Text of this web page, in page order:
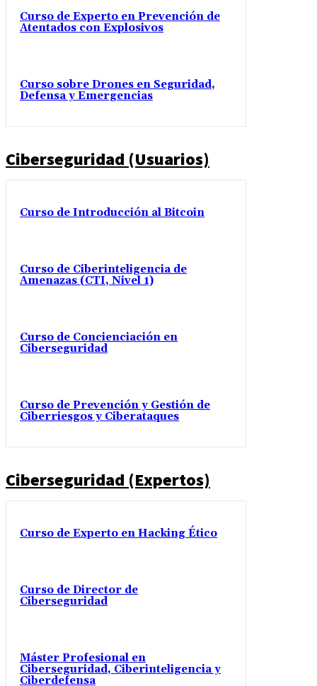
Curso de Experto en Prevención de
Atentados con Explosivos
Curso sobre Drones en Seguridad,
Defensa y Emergencias
Ciberseguridad (Usuarios)
Curso de Introducción al Bitcoin
Curso de Ciberinteligencia de
Amenazas (CTI, Nivel 1)
Curso de Concienciación en
Ciberseguridad
Curso de Prevención y Gestión de
Ciberriesgos y Ciberataques
Ciberseguridad (Expertos)
Curso de Experto en Hacking Ético
Curso de Director de
Ciberseguridad
Máster Profesional en
Ciberseguridad, Ciberinteligencia y
Ciberdefensa